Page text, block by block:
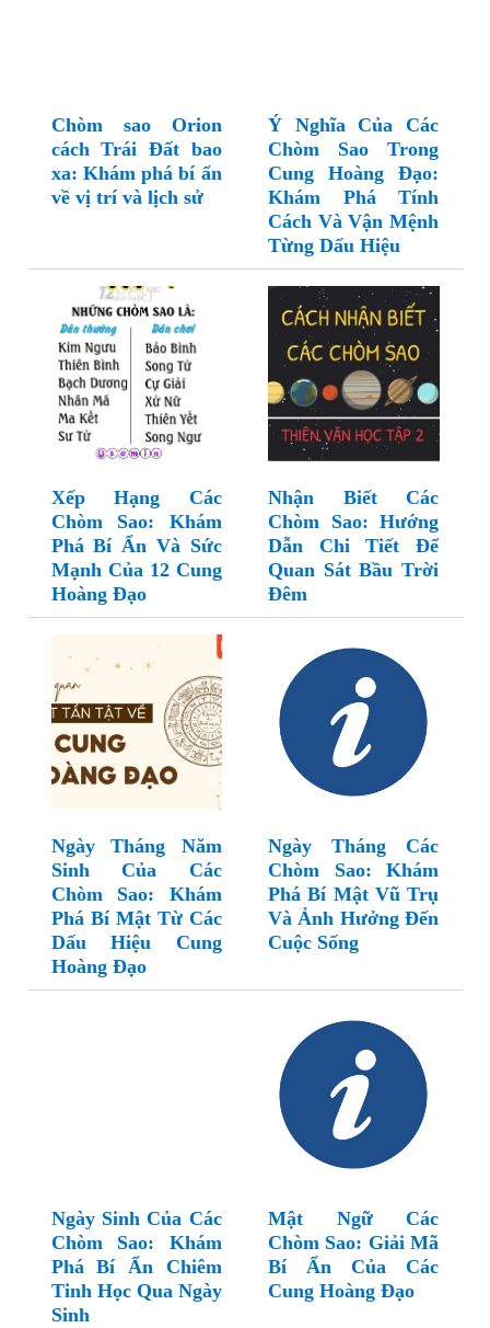
Chòm sao Orion
cách Trái Đất bao
xa: Khám phá bí ẩn
về vị trí và lịch sử
Ý Nghĩa Của Các
Chòm Sao Trong
Cung Hoàng Đạo:
Khám Phá Tính
Cách Và Vận Mệnh
Từng Dấu Hiệu
Xếp Hạng Các
Chòm Sao: Khám
Phá Bí Ẩn Và Sức
Mạnh Của 12 Cung
Hoàng Đạo
Nhận Biết Các
Chòm Sao: Hướng
Dẫn Chi Tiết Để
Quan Sát Bầu Trời
Đêm
Ngày Tháng Năm
Sinh Của Các
Chòm Sao: Khám
Phá Bí Mật Từ Các
Dấu Hiệu Cung
Hoàng Đạo
Ngày Tháng Các
Chòm Sao: Khám
Phá Bí Mật Vũ Trụ
Và Ảnh Hưởng Đến
Cuộc Sống
Ngày Sinh Của Các
Chòm Sao: Khám
Phá Bí Ẩn Chiêm
Tinh Học Qua Ngày
Sinh
Mật Ngữ Các
Chòm Sao: Giải Mã
Bí Ẩn Của Các
Cung Hoàng Đạo